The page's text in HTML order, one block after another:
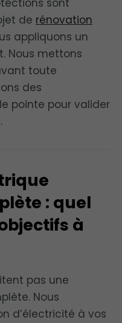
de rénovation
appliquons un
Nous mettons
toute
des
pointe pour valider
: quel
à
pas une
Nous
d’électricité à vos